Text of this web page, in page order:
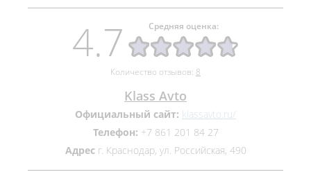
Средняя оценка:
4.7
Количество отзывов: 8
Klass Avto
Официальный сайт: klassavto.ru/
Телефон: +7 861 201 84 27
Адресг. Краснодар, ул. Российская, 490